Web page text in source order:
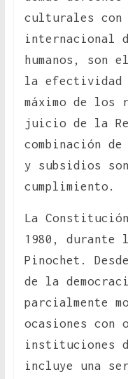
culturales con
internacional
humanos, son
la
máximo de los
juicio de la
combinación
y subsidios
cumplimiento.
La
1980, durante
Pinochet.
de la
parcialmente
ocasiones con
instituciones
incluye una